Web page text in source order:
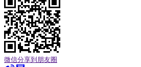
微信分享到朋友圈